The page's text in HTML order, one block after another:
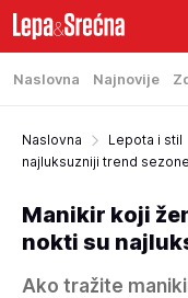
Naslovna Najnovije
Naslovna Lepota i stil
najluksuzniji trend sezone
Manikir koji
nokti su
Ako tražite